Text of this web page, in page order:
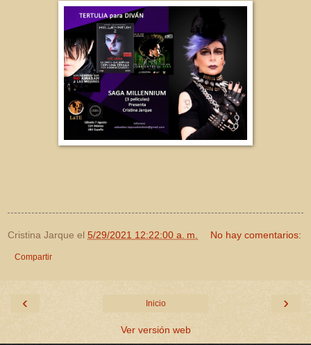
Cristina Jarque el 5/29/2021 12:22:00 a. m. No hay comentarios:
Compartir
‹ ›
Inicio
Ver versión web